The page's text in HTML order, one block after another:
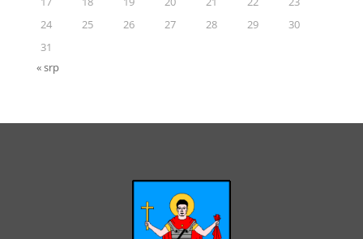
24
25 26 27 28 29
30
31
« srp